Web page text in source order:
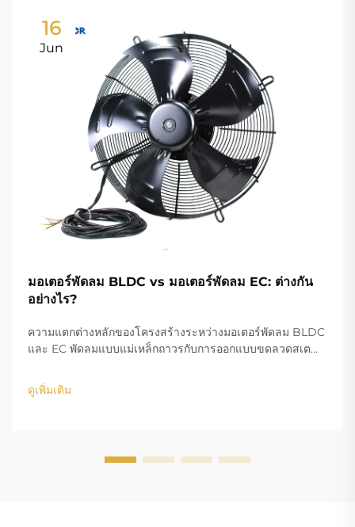
16
Jun
มอเตอร์พัดลม BLDC vs มอเตอร์พัดลม EC: ต่างกัน
อย่างไร?
ความแตกต่างหลักของโครงสร้างระหว่างมอเตอร์พัดลม BLDC
และ EC พัดลมแบบแม่เหล็กถาวรกับการออกแบบขดลวดสเต
มอเตอร์ BLDC (Brushless DC) และ EC (Electronically
Commutated) คือความแตกต่างหลัก...
ดูเพิ่มเติม